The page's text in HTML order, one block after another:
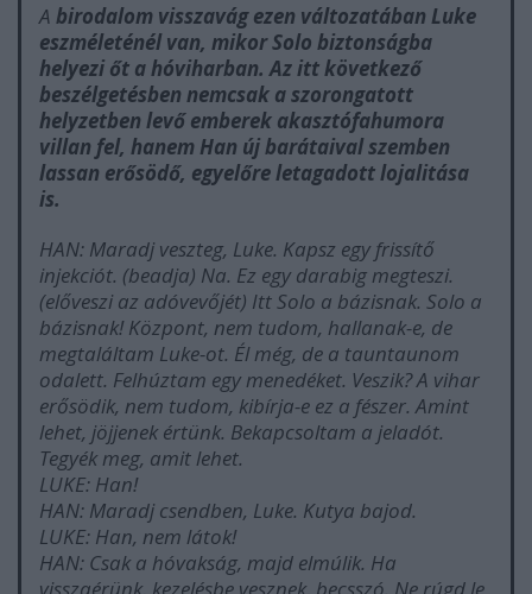
A birodalom visszavágezen változatában Luke
eszméleténél van, mikor Solo biztonságba
helyezi őt a hóviharban. Az itt következő
beszélgetésben nemcsak a szorongatott
helyzetben levő emberek akasztófahumora
villan fel, hanem Han új barátaival szemben
lassan erősödő, egyelőre letagadott lojalitása
is.
HAN: Maradj veszteg, Luke. Kapsz egy frissítő
injekciót. (beadja) Na. Ez egy darabig megteszi.
(előveszi az adóvevőjét) Itt Solo a bázisnak. Solo a
bázisnak! Központ, nem tudom, hallanak-e, de
megtaláltam Luke-ot. Él még, de a tauntaunom
odalett. Felhúztam egy menedéket. Veszik? A vihar
erősödik, nem tudom, kibírja-e ez a fészer. Amint
lehet, jöjjenek értünk. Bekapcsoltam a jeladót.
Tegyék meg, amit lehet.
LUKE: Han!
HAN: Maradj csendben, Luke. Kutya bajod.
LUKE: Han, nem látok!
HAN: Csak a hóvakság, majd elmúlik. Ha
visszaérünk, kezelésbe vesznek, becsszó. Ne rúgd le